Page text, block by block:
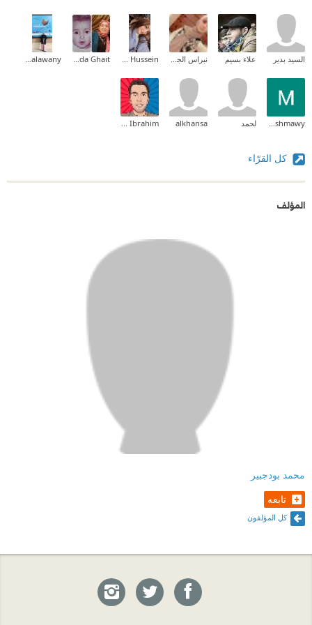
السيد بدير علاء بسيم
لحمد alkhansa
كل القرّاء
المؤلف
محمد بودجبير
تابعه
كل المؤلفون